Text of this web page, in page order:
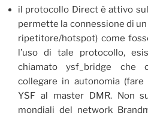
il protocollo Direct è attivo
permette la connessione di
ripetitore/hotspot) come
l’uso di tale protocollo,
chiamato ysf_bridge
collegare in autonomia
YSF al master DMR. Non
mondiali del network